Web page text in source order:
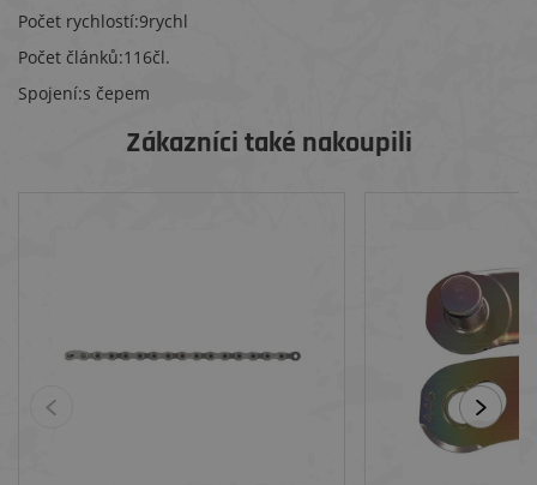
Počet rychlostí:9rychl
Počet článků:116čl.
Spojení:s čepem
Zákazníci také nakoupili